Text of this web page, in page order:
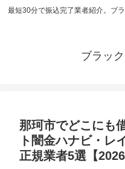
最短30分で振込完了業者紹介。ブ
ブラッ
那珂市でどこにも
ト闇金ハナビ・レ
正規業者5選【2026